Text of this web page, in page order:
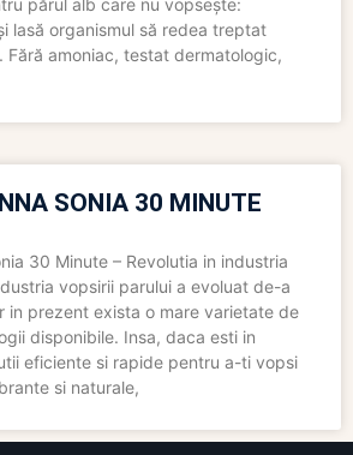
părul alb care nu vopsește:
lasă organismul să redea treptat
Fără amoniac, testat dermatologic,
SONIA 30 MINUTE
30 Minute – Revolutia in industria
vopsirii parului a evoluat de-a
in prezent exista o mare varietate de
disponibile. Insa, daca esti in
eficiente si rapide pentru a-ti vopsi
si naturale,